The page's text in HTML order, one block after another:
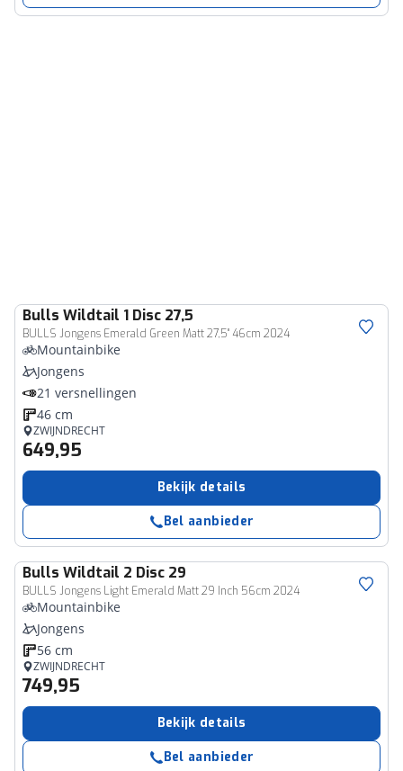
Bulls Wildtail 1 Disc 27,5
BULLS Jongens Emerald Green Matt 27,5" 46cm 2024
Mountainbike
Jongens
21 versnellingen
46 cm
ZWIJNDRECHT
649,95
Bekijk details
Bel aanbieder
Bulls Wildtail 2 Disc 29
BULLS Jongens Light Emerald Matt 29 Inch 56cm 2024
Mountainbike
Jongens
56 cm
ZWIJNDRECHT
749,95
Bekijk details
Bel aanbieder